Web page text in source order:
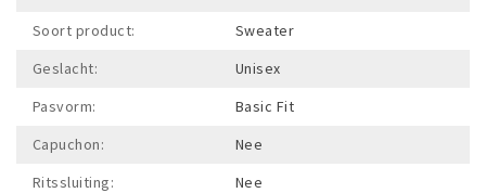
Soort product:
Sweater
Geslacht:
Unisex
Pasvorm:
Basic Fit
Capuchon:
Nee
Ritssluiting:
Nee